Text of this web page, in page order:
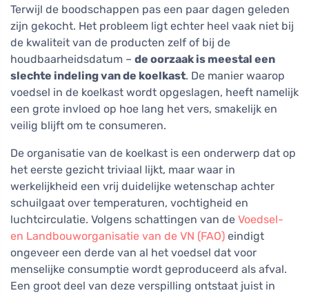
Terwijl de boodschappen pas een paar dagen geleden
zijn gekocht. Het probleem ligt echter heel vaak niet bij
de kwaliteit van de producten zelf of bij de
houdbaarheidsdatum – de oorzaak is meestal een
slechte indeling van de koelkast. De manier waarop
voedsel in de koelkast wordt opgeslagen, heeft namelijk
een grote invloed op hoe lang het vers, smakelijk en
veilig blijft om te consumeren.
De organisatie van de koelkast is een onderwerp dat op
het eerste gezicht triviaal lijkt, maar waar in
werkelijkheid een vrij duidelijke wetenschap achter
schuilgaat over temperaturen, vochtigheid en
luchtcirculatie. Volgens schattingen van de Voedsel-
en Landbouworganisatie van de VN (FAO) eindigt
ongeveer een derde van al het voedsel dat voor
menselijke consumptie wordt geproduceerd als afval.
Een groot deel van deze verspilling ontstaat juist in